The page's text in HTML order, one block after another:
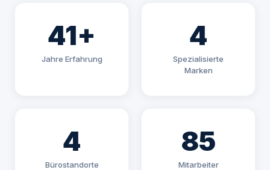
41+
Jahre Erfahrung
4
Spezialisierte
Marken
4
Bürostandorte
85
Mitarbeiter